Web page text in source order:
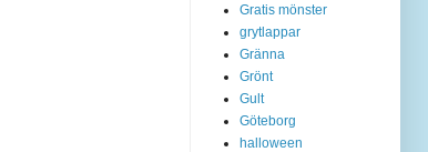
Gratis mönster
grytlappar
Gränna
Grönt
Gult
Göteborg
halloween